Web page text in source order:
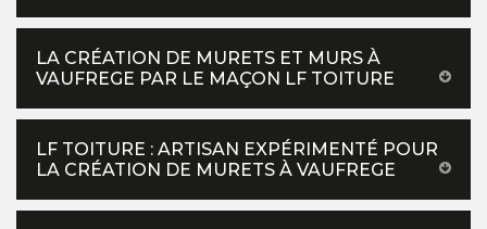
LA CRÉATION DE MURETS ET MURS À
VAUFREGE PAR LE MAÇON LF TOITURE
LF TOITURE : ARTISAN EXPÉRIMENTÉ POUR
LA CRÉATION DE MURETS À VAUFREGE